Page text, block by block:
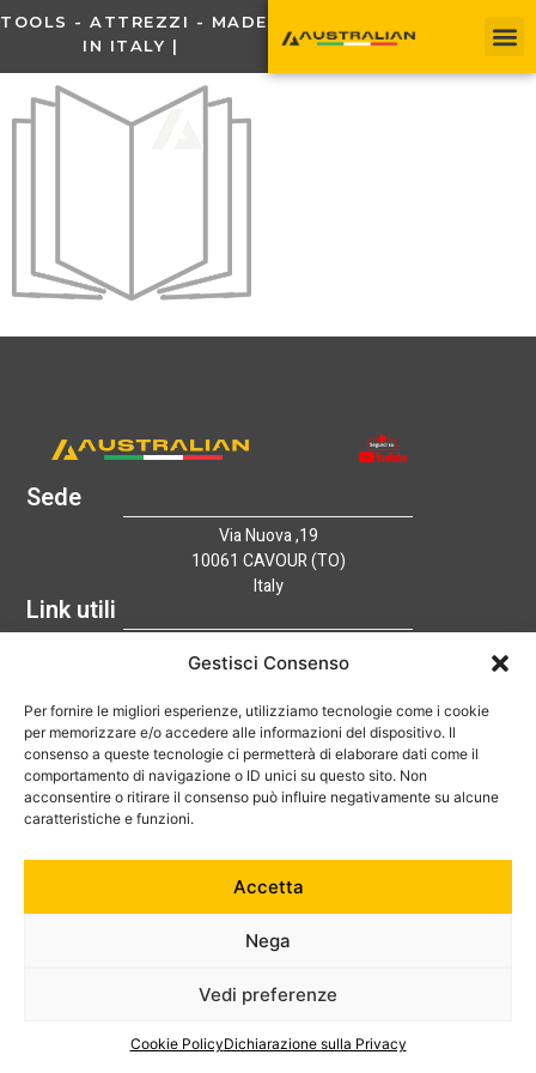
Gestisci Consenso
Per fornire le migliori esperienze, utilizziamo tecnologie come i cookie
per memorizzare e/o accedere alle informazioni del dispositivo. Il
consenso a queste tecnologie ci permetterà di elaborare dati come il
comportamento di navigazione o ID unici su questo sito. Non
acconsentire o ritirare il consenso può influire negativamente su alcune
caratteristiche e funzioni.
Accetta
Nega
Vedi preferenze
Cookie PolicyDichiarazione sulla Privacy
TOOLS - ATTREZZI - MADE
IN ITALY |
Sede
Via Nuova ,19
10061 CAVOUR (TO)
Italy
Link utili
Azienda
Catalogo
Tecnologia
News
Contatti
Hai bisogno di aiuto?
info@australian-srl.com
© 2024 Australian Srl. P. IVA 07868050019. Tutti i diritti riservati.
Cookie Policy–Privacy Policy